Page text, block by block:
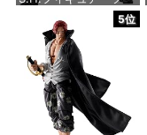
（真骨彫製法） 仮面ラ
イダーBLACK RX 約
150mm PVC&ABS&布
製 塗装済み可動フィギ
ュア
価格：¥11,515
5位